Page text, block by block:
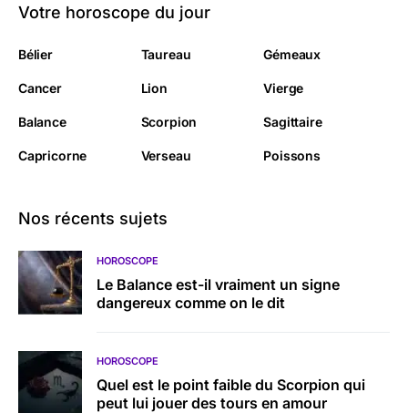
Votre horoscope du jour
Bélier Taureau Gémeaux
Cancer Lion Vierge
Balance Scorpion Sagittaire
Capricorne Verseau Poissons
Nos récents sujets
HOROSCOPE
Le Balance est-il vraiment un signe
dangereux comme on le dit
HOROSCOPE
Quel est le point faible du Scorpion qui
peut lui jouer des tours en amour